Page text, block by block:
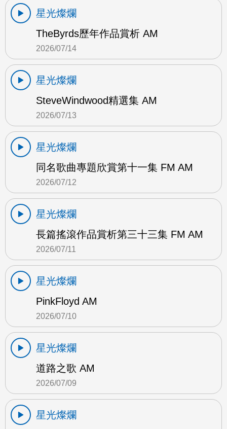
星光燦爛
TheByrds歷年作品賞析 AM
2026/07/14
星光燦爛
SteveWindwood精選集 AM
2026/07/13
星光燦爛
同名歌曲專題欣賞第十一集 FM AM
2026/07/12
星光燦爛
長篇搖滾作品賞析第三十三集 FM AM
2026/07/11
星光燦爛
PinkFloyd AM
2026/07/10
星光燦爛
道路之歌 AM
2026/07/09
星光燦爛